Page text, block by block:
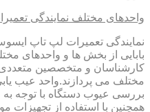
واحدهای مختلف نمایندگی
نمایندگی تعمیرات لپ تاپ ایسوس
بابایی از بخش ها و واحدهای
کارشناسان و متخصصین
مختلف می پردازند.واحد عیب
بررسی عیوب دستگاه با توجه به
همچنین با استفاده از تجهیزات